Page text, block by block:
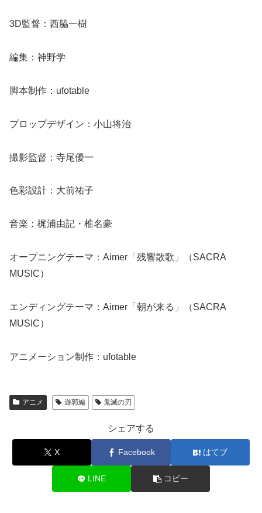
3D監督：西脇一樹
編集：神野学
脚本制作：ufotable
プロップデザイン：小山将治
撮影監督：寺尾優一
色彩設計：大前祐子
音楽：梶浦由記・椎名豪
オープニングテーマ：Aimer「残響散歌」（SACRA
MUSIC）
エンディングテーマ：Aimer「朝が来る」（SACRA
MUSIC）
アニメーション制作：ufotable
アニメ 遊郭編 鬼滅の刃
シェアする
X Facebook はてブ
LINE コピー